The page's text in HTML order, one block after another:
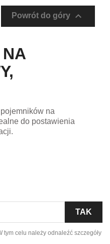
Powrót do góry 
na
do postawienia
tym celu należy odnaleźć szczegóły